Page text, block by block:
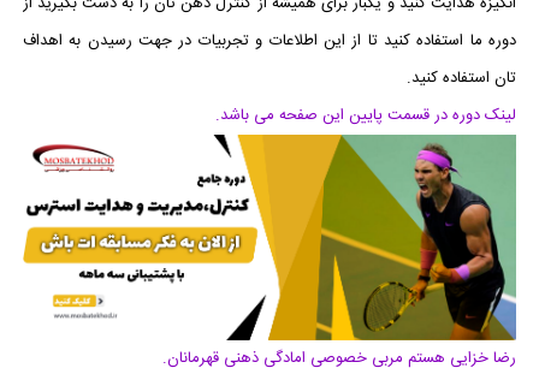
دوره ما استفاده کنید تا از این اطلاعات و تجربیات در جهت رسیدن به اهداف
تان استفاده کنید.
لینک دوره در قسمت پایین این صفحه می باشد.
رضا خزایی هستم مربی خصوصی امادگی ذهنی قهرمانان.